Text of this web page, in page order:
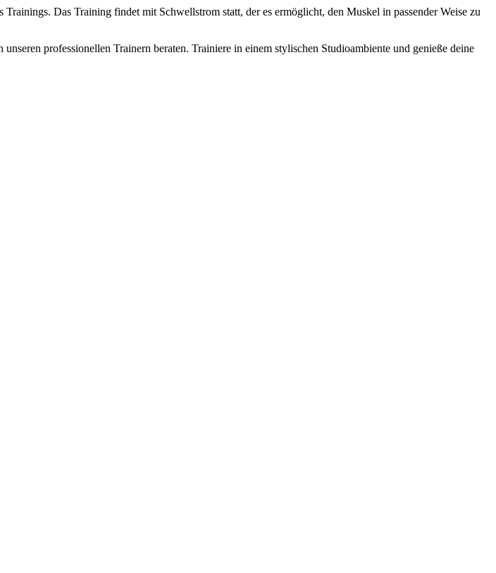
Das Training findet mit Schwellstrom statt, der es ermöglicht, den Muskel in passender Weise zu
professionellen Trainern beraten. Trainiere in einem stylischen Studioambiente und genieße deine